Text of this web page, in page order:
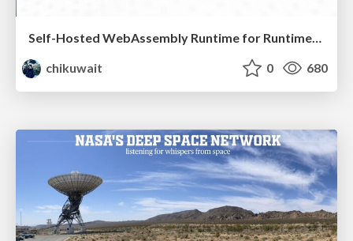
Self-Hosted WebAssembly Runtime for Runtime-Neutral Checkpoint/Restore in Edge–Cloud Continuum
chikuwait
0 680